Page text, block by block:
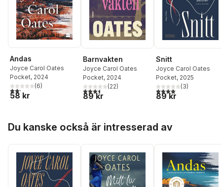
Andas
Joyce Carol Oates
Pocket, 2024
2,2utav 5 stjärnor. Totalt antal röster:
(6)
58 kr
Barnvakten
Joyce Carol Oates
Pocket, 2024
3,5utav 5 stjärnor. Totalt antal röster:
(22)
89 kr
Snitt
Joyce Carol Oates
Pocket, 2025
4,0utav 5 stjärnor.
(3)
89 kr
Du kanske också är intresserad av